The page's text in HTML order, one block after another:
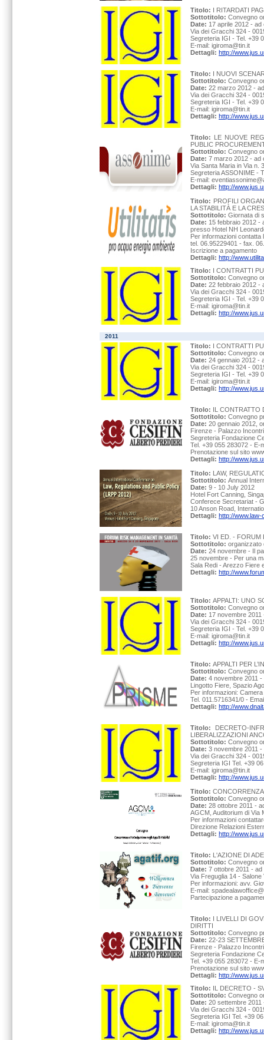
Titolo: I RITARDATI
Sottotitolo: Convegno
Date: 17 aprile 2012 - ad
Via dei Gracchi 324 -
Segreteria IGI - Tel. +39
E-mail: igiroma@tin.it
Dettagli: http://
Titolo: I NUOVI
Sottotitolo: Convegno
Date: 22 marzo 2012 -
Via dei Gracchi 324 -
Segreteria IGI - Tel. +39
E-mail: igiroma@tin.it
Dettagli: http://
Titolo: LE NUOVE
PUBLIC
Sottotitolo: Convegno
Date: 7 marzo 2012 - ad
Via Santa Maria in Via n.
Segreteria ASSONIME -
E-mail:
Dettagli: http://
Titolo: PROFILI
LA STABILITÀ E LA
Sottotitolo: Giornata di
Date: 15 febbraio 2012 -
presso Hotel NH
Per informazioni
tel. 06.95229401 - fax.
Iscrizione a pagamento
Dettagli: http://
Titolo: I CONTRATTI
Sottotitolo: Convegno
Date: 22 febbraio 2012 -
Via dei Gracchi 324 -
Segreteria IGI - Tel. +39
E-mail: igiroma@tin.it
Dettagli: http://
2011
Titolo: I CONTRATTI
Sottotitolo: Convegno
Date: 24 gennaio 2012 -
Via dei Gracchi 324 -
Segreteria IGI - Tel. +39
E-mail: igiroma@tin.it
Dettagli: http://
Titolo: IL CONTRATTO
Sottotitolo: Convegno
Date: 20 gennaio 2012,
Firenze - Palazzo
Segreteria Fondazione
Tel. +39 055 283072 - E-
Prenotazione sul sito
Dettagli: http://
Titolo: LAW,
Sottotitolo: Annual
Date: 9 - 10 July 2012
Hotel Fort Canning,
Conferece Secretariat -
10 Anson Road,
Dettagli: http://
Titolo: VI ED. - FORUM
Sottotitolo: organizzato
Date: 24 novembre - Il
25 novembre - Per una
Sala Redi - Arezzo Fiere
Dettagli: http://
Titolo: APPALTI: UNO
Sottotitolo: Convegno
Date: 17 novembre
Via dei Gracchi 324 -
Segreteria IGI - Tel. +39
E-mail: igiroma@tin.it
Dettagli: http://
Titolo: APPALTI PER
Sottotitolo: Convegno
Date: 4 novembre 2011 -
Lingotto Fiere, Spazio
Per informazioni:
Tel. 011.5716341/0 -
Dettagli: http://
Titolo: DECRETO-
LIBERALIZZAZIONI
Sottotitolo: Convegno
Date: 3 novembre 2011
Via dei Gracchi 324 -
Segreteria IGI Tel. +39
E-mail: igiroma@tin.it
Dettagli: http://
Titolo:
Sottotitolo: Convegno
Date: 28 ottobre 2011 -
AGCM, Auditorium di Via
Per informazioni
Direzione Relazioni
Dettagli: http://
Titolo: L'AZIONE DI
Sottotitolo: Convegno
Date: 7 ottobre 2011 - ad
Via Freguglia 14 -
Per informazioni: avv.
E-mail:
Partecipazione a
Titolo: I LIVELLI DI
DIRITTI
Sottotitolo: Convegno
Date: 22-23
Firenze - Palazzo
Segreteria Fondazione
Tel. +39 055 283072 - E-
Prenotazione sul sito
Dettagli: http://
Titolo: IL DECRETO -
Sottotitolo: Convegno
Date: 20 settembre 2011
Via dei Gracchi 324 -
Segreteria IGI Tel. +39
E-mail: igiroma@tin.it
Dettagli: http://